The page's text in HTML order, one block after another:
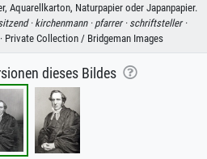
Aquarellkarton, Naturpapier oder Japanpapier.
· kirchenmann · pfarrer · schriftsteller ·
Private Collection / Bridgeman Images
dieses Bildes